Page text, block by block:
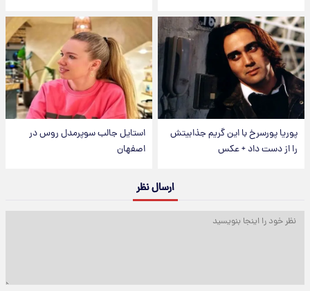
پوریا پورسرخ با این گریم جذابیتش
را از دست داد + عکس
استایل جالب سوپرمدل روس در
اصفهان
ارسال نظر